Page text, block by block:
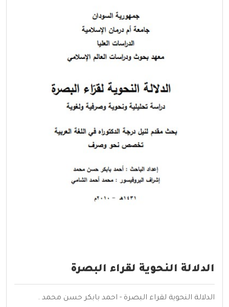
الدلالة النحوية لقراء البصرة
الدلالة النحوية لقراء البصرة - احمد بابكر حسن محمد .